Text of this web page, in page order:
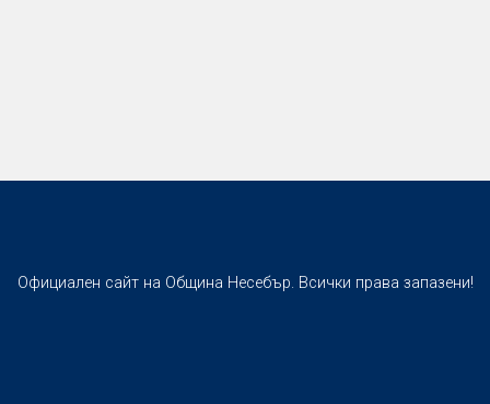
Официален сайт на Община Несебър. Всички права запазени!